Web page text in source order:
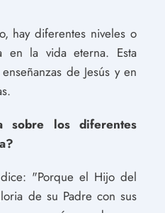
hay diferentes niveles o
en la vida eterna. Esta
de Jesús y en
los diferentes
"Porque el Hijo del
de su Padre con sus